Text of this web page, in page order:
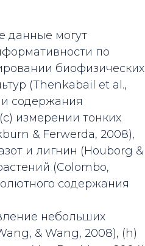
данные могут
по
биофизических
(Thenkabail et al.,
содержания
измерении тонких
& Ferwerda, 2008),
и лигнин (Houborg &
(Colombo,
содержания
небольших
& Wang, 2008), (h)